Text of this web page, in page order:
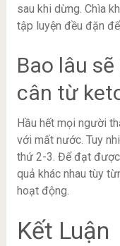
sau khi dừng. Chìa
tập luyện đều đặn
Bao lâu
cân từ
Hầu hết mọi người
với mất nước. Tuy
thứ 2-3. Để đạt
quả khác nhau tùy
hoạt động.
Kết Luận